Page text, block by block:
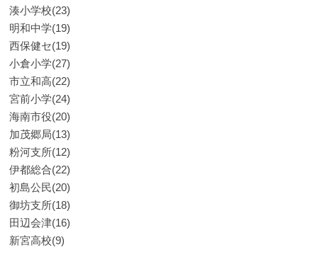
湊小学校(23)
明和中学(19)
西保健セ(19)
小倉小学(27)
市立和高(22)
宮前小学(24)
海南市役(20)
加茂郷局(13)
粉河支所(12)
伊都総合(22)
初島公民(20)
御坊支所(18)
田辺会津(16)
新宮高校(9)